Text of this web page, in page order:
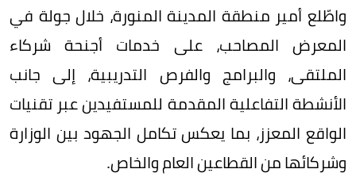
واطّلع أمير منطقة المدينة المنورة، خلال جولة في
المعرض المصاحب، على خدمات أجنحة شركاء
الملتقى، والبرامج والفرص التدريبية، إلى جانب
الأنشطة التفاعلية المقدمة للمستفيدين عبر تقنيات
الواقع المعزز، بما يعكس تكامل الجهود بين الوزارة
وشركائها من القطاعين العام والخاص.